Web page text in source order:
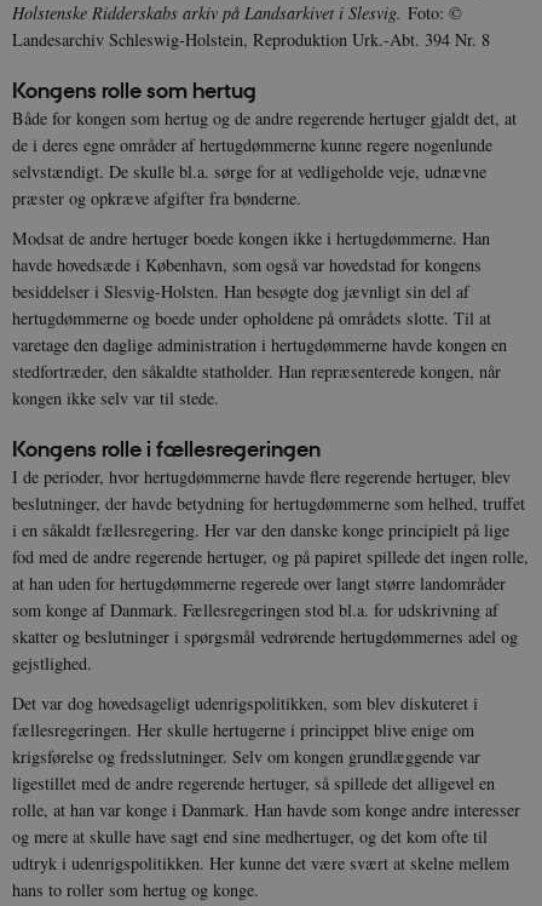
Holstenske Ridderskabs arkiv på Landsarkivet i Slesvig. Foto: ©
Landesarchiv Schleswig-Holstein, Reproduktion Urk.-Abt. 394 Nr. 8
Kongens rolle som hertug
Både for kongen som hertug og de andre regerende hertuger gjaldt det, at
de i deres egne områder af hertugdømmerne kunne regere nogenlunde
selvstændigt. De skulle bl.a. sørge for at vedligeholde veje, udnævne
præster og opkræve afgifter fra bønderne.
Modsat de andre hertuger boede kongen ikke i hertugdømmerne. Han
havde hovedsæde i København, som også var hovedstad for kongens
besiddelser i Slesvig-Holsten. Han besøgte dog jævnligt sin del af
hertugdømmerne og boede under opholdene på områdets slotte. Til at
varetage den daglige administration i hertugdømmerne havde kongen en
stedfortræder, den såkaldte statholder. Han repræsenterede kongen, når
kongen ikke selv var til stede.
Kongens rolle i fællesregeringen
I de perioder, hvor hertugdømmerne havde flere regerende hertuger, blev
beslutninger, der havde betydning for hertugdømmerne som helhed, truffet
i en såkaldt fællesregering. Her var den danske konge principielt på lige
fod med de andre regerende hertuger, og på papiret spillede det ingen rolle,
at han uden for hertugdømmerne regerede over langt større landområder
som konge af Danmark. Fællesregeringen stod bl.a. for udskrivning af
skatter og beslutninger i spørgsmål vedrørende hertugdømmernes adel og
gejstlighed.
Det var dog hovedsageligt udenrigspolitikken, som blev diskuteret i
fællesregeringen. Her skulle hertugerne i princippet blive enige om
krigsførelse og fredsslutninger. Selv om kongen grundlæggende var
ligestillet med de andre regerende hertuger, så spillede det alligevel en
rolle, at han var konge i Danmark. Han havde som konge andre interesser
og mere at skulle have sagt end sine medhertuger, og det kom ofte til
udtryk i udenrigspolitikken. Her kunne det være svært at skelne mellem
hans to roller som hertug og konge.